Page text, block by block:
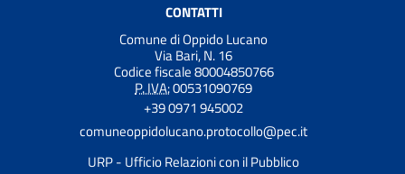
CONTATTI
Comune di Oppido Lucano
Via Bari, N. 16
Codice fiscale 80004850766
P. IVA:00531090769
+39 0971 945002
comuneoppidolucano.protocollo@pec.it
URP - Ufficio Relazioni con il Pubblico